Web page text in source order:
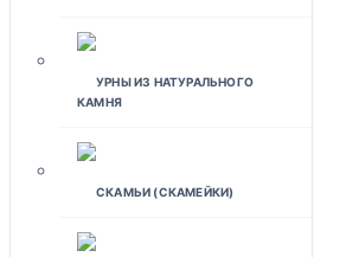
УРНЫ ИЗ НАТУРАЛЬНОГО
КАМНЯ
СКАМЬИ (СКАМЕЙКИ)